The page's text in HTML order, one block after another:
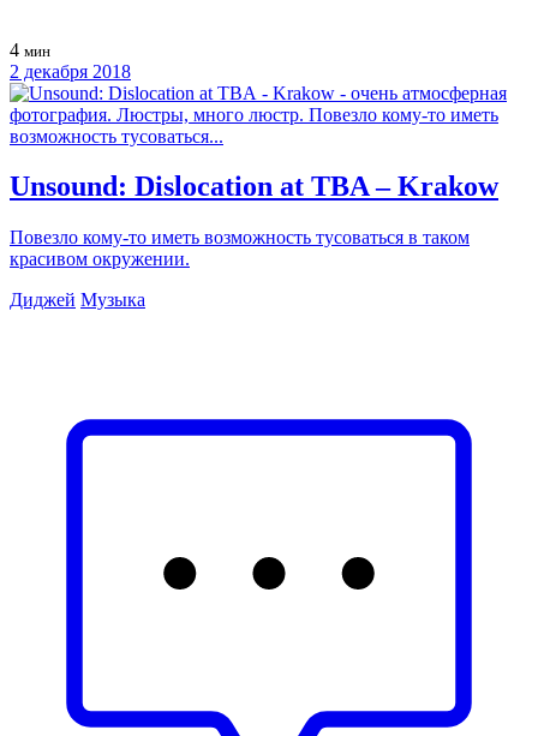
4 мин
2 декабря 2018
Unsound: Dislocation at TBA – Krakow
Повезло кому-то иметь возможность тусоваться в таком
красивом окружении.
Диджей Музыка